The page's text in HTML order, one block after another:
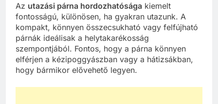
Az utazási párna hordozhatósága kiemelt
fontosságú, különösen, ha gyakran utazunk. A
kompakt, könnyen összecsukható vagy felfújható
párnák ideálisak a helytakarékosság
szempontjából. Fontos, hogy a párna könnyen
elférjen a kézipoggyászban vagy a hátizsákban,
hogy bármikor elővehető legyen.